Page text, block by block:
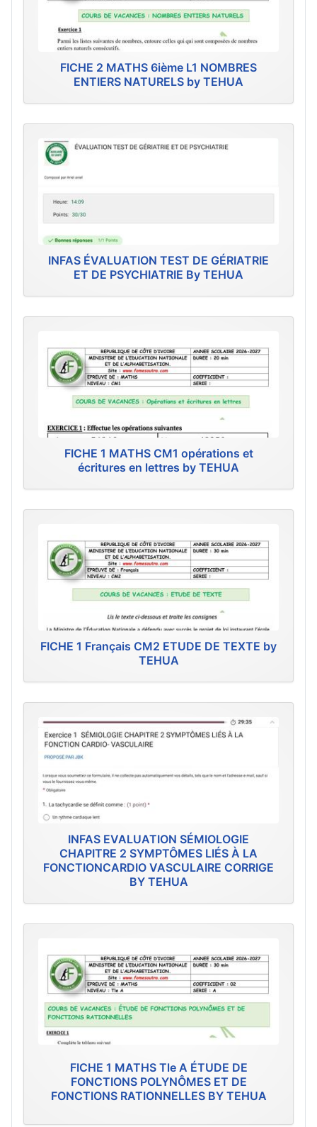
FICHE 2 MATHS 6ième L1 NOMBRES
ENTIERS NATURELS by TEHUA
INFAS ÉVALUATION TEST DE GÉRIATRIE
ET DE PSYCHIATRIE By TEHUA
FICHE 1 MATHS CM1 opérations et
écritures en lettres by TEHUA
FICHE 1 Français CM2 ETUDE DE TEXTE by
TEHUA
INFAS EVALUATION SÉMIOLOGIE
CHAPITRE 2 SYMPTÔMES LIÉS À LA
FONCTIONCARDIO VASCULAIRE CORRIGE
BY TEHUA
FICHE 1 MATHS Tle A ÉTUDE DE
FONCTIONS POLYNÔMES ET DE
FONCTIONS RATIONNELLES BY TEHUA